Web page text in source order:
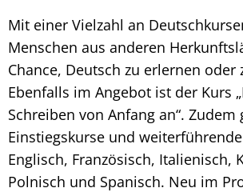
Mit einer Vielzahl an
Menschen aus anderen
Chance, Deutsch zu erlernen oder
Ebenfalls im Angebot ist der Kurs
Schreiben von Anfang an“. Zudem
Einstiegskurse und
Englisch, Französisch, Italienisch,
Polnisch und Spanisch. Neu im